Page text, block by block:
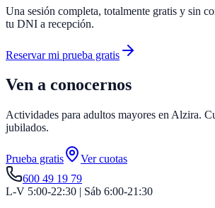
Una sesión completa, totalmente gratis y sin
tu DNI a recepción.
Reservar mi prueba gratis
Ven a conocernos
Actividades para adultos mayores en Alzira.
jubilados.
Prueba gratis
Ver cuotas
600 49 19 79
L-V 5:00-22:30 | Sáb 6:00-21:30